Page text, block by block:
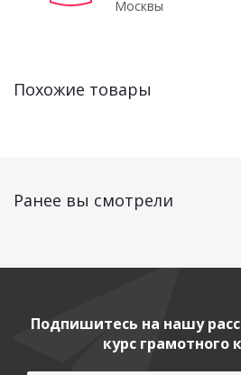
Москвы
Похожие товары
Ранее вы смотрели
Подпишитесь на нашу
курс грамотного